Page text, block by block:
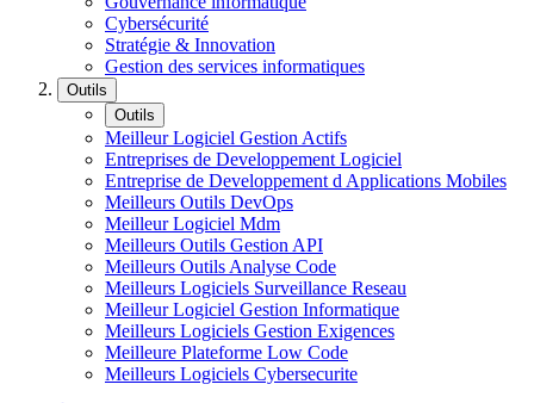
Cybersécurité
Stratégie & Innovation
Gestion des services informatiques
Outils
Outils
Meilleur Logiciel Gestion Actifs
Entreprises de Developpement Logiciel
Entreprise de Developpement d Applications Mobiles
Meilleurs Outils DevOps
Meilleur Logiciel Mdm
Meilleurs Outils Gestion API
Meilleurs Outils Analyse Code
Meilleurs Logiciels Surveillance Reseau
Meilleur Logiciel Gestion Informatique
Meilleurs Logiciels Gestion Exigences
Meilleure Plateforme Low Code
Meilleurs Logiciels Cybersecurite